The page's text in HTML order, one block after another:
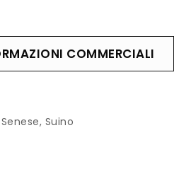
COMMERCIALI
, Suino